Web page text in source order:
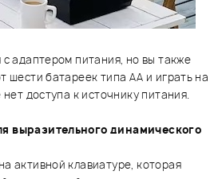
с адаптером питания, но вы также
шести батареек типа АА и играть на
доступа к источнику питания.
выразительного динамического
активной клавиатуре, которая